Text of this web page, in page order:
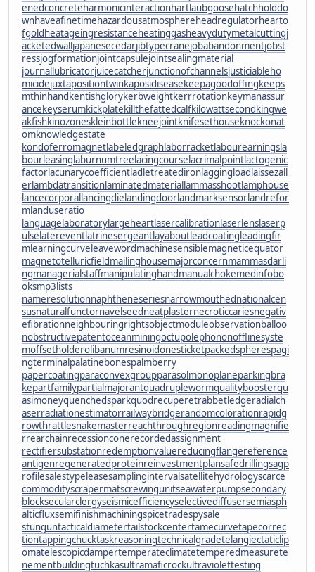
enedconcreteharmonicinteractionhartlaubgoosehatchholddo
wnhaveafinetimehazardousatmosphereheadregulatorhearto
fgoldheatageingresistanceheatinggasheavydutymetalcuttingj
acketedwalljapanesecedarjibtypecranejobabandonmentjobst
ressjogformationjointcapsulejointsealingmaterial
journallubricatorjuicecatcherjunctionofchannelsjusticiableho
micidejuxtapositiontwinkaposidiseasekeepagoodoffingkeeps
mthinhandkentishglorykerbweightkerrrotationkeymanassur
ancekeyserumkickplatekillthefattedcalfkilowattsecondkingwe
akfishkinozoneskleinbottlekneejointknifesethouseknockonat
omknowledgestate
kondoferromagnetlabeledgraphlaborracketlabourearningsla
bourleasinglaburnumtreelacingcourselacrimalpointlactogenic
factorlacunarycoefficientladletreatedironlaggingloadlaissezall
erlambdatransitionlaminatedmateriallammasshootlamphouse
lancecorporallancingdielandingdoorlandmarksensorlandrefor
mlanduseratio
languagelaboratorylargeheartlasercalibrationlaserlenslaserp
ulselatereventlatrinesergeantlayaboutleadcoatingleadingfir
mlearningcurveleavewordmachinesensiblemagneticequator
magnetotelluricfieldmailinghousemajorconcernmammasdarli
ngmanagerialstaffmanipulatinghandmanualchokemedinfobo
oksmp3lists
nameresolutionnaphtheneseriesnarrowmouthednationalcen
susnaturalfunctornavelseedneatplasternecroticcariesnegativ
efibrationneighbouringrightsobjectmoduleobservationballoo
nobstructivepatentoceanminingoctupolephononofflinesyste
moffsetholderolibanumresinoidonesticketpackedspherespagi
ngterminalpalatinebonespalmberry
papercoatingparaconvexgroupparasolmonoplaneparkingbra
kepartfamilypartialmajorantquadruplewormqualityboosterqu
asimoneyquenchedsparkquodrecuperetrabbetledgeradialch
aserradiationestimatorrailwaybridgerandomcolorationrapidg
rowthrattlesnakemasterreachthroughregionreadingmagnifie
rrearchainrecessionconerecordedassignment
rectifiersubstationredemptionvaluereducingflangereference
antigenregeneratedproteinreinvestmentplansafedrillingsagp
rofilesalestypeleasesamplingintervalsatellitehydrologyscarce
commodityscrapermatscrewingunitseawaterpumpsecondary
blocksecularclergyseismicefficiencyselectivediffusersemiasph
alticfluxsemifinishmachiningspicetradespysale
stunguntacticaldiametertailstockcentertamecurvetapecorrec
tiontappingchucktaskreasoningtechnicalgradetelangiectaticlip
omatelescopicdampertemperateclimatetemperedmeasurete
nementbuildingtuchkasultramaficrockultraviolettesting